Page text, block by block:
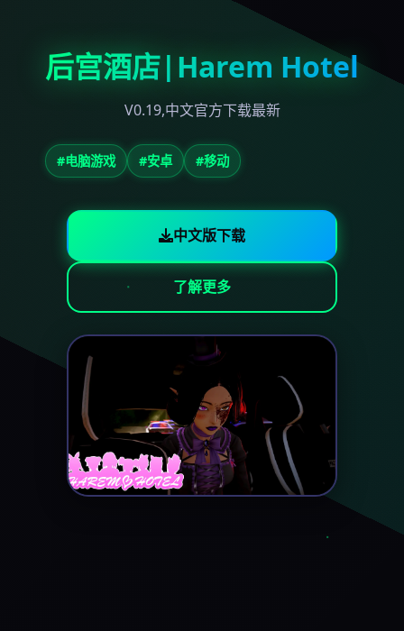
后宫酒店|Harem Hotel
V0.19,中文官方下载最新
#电脑游戏 #安卓 #移动
中文版下载
了解更多